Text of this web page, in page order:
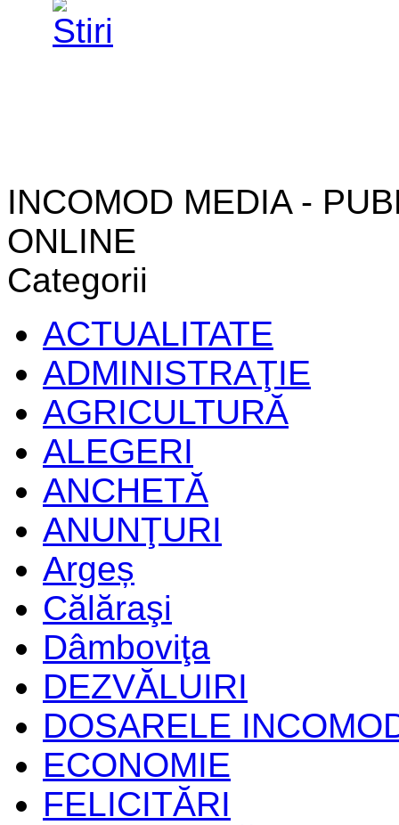
INCOMOD MEDIA -
ONLINE
Categorii
ACTUALITATE
ADMINISTRAŢIE
AGRICULTURĂ
ALEGERI
ANCHETĂ
ANUNŢURI
Argeș
Călăraşi
Dâmboviţa
DEZVĂLUIRI
DOSARELE
ECONOMIE
FELICITĂRI